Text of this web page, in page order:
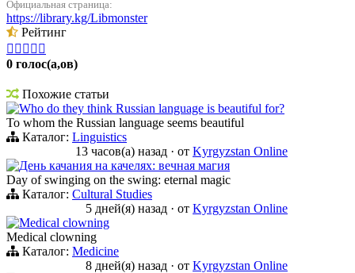
Официальная страница:
https://library.kg/Libmonster
Рейтинг
    
0 голос(а,ов)
Похожие статьи
Who do they think Russian language is beautiful for?
To whom the Russian language seems beautiful
Каталог: Linguistics
13 часов(а) назад · от Kyrgyzstan Online
День качания на качелях: вечная магия
Day of swinging on the swing: eternal magic
Каталог: Cultural Studies
5 дней(я) назад · от Kyrgyzstan Online
Medical clowning
Medical clowning
Каталог: Medicine
8 дней(я) назад · от Kyrgyzstan Online